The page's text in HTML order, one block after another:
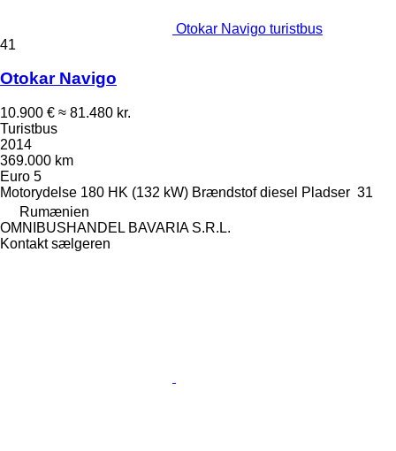
Otokar Navigo turistbus
41
Otokar Navigo
10.900 € ≈ 81.480 kr.
Turistbus
2014
369.000 km
Euro 5
Motorydelse 180 HK (132 kW) Brændstof diesel Pladser 31
Rumænien
OMNIBUSHANDEL BAVARIA S.R.L.
Kontakt sælgeren